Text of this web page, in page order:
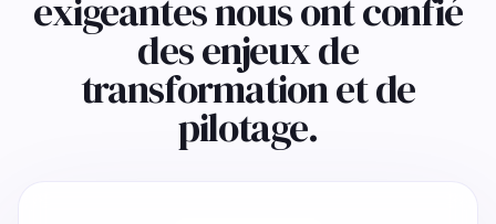
exigeantes nous ont confié
des enjeux de
transformation et de
pilotage.